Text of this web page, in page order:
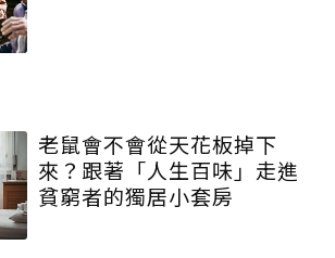
老鼠會不會從天花板掉下
來？跟著「人生百味」走進
貧窮者的獨居小套房